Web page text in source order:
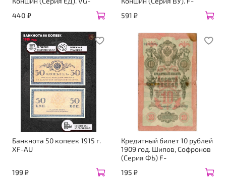
440 ₽
591 ₽
Банкнота 50 копеек 1915 г.
XF-AU
199 ₽
Кредитный билет 10 рублей
1909 год. Шипов, Софронов
(Серия ФЬ) F-
195 ₽